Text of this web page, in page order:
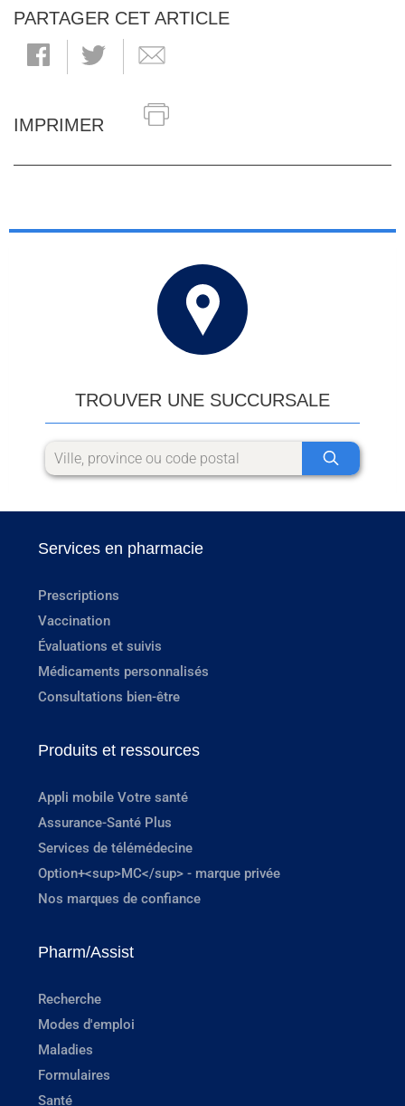
PARTAGER CET ARTICLE
IMPRIMER
TROUVER UNE SUCCURSALE
Services en pharmacie
Prescriptions
Vaccination
Évaluations et suivis
Médicaments personnalisés
Consultations bien-être
Produits et ressources
Appli mobile Votre santé
Assurance-Santé Plus
Services de télémédecine
Option+<sup>MC</sup> - marque privée
Nos marques de confiance
Pharm/Assist
Recherche
Modes d'emploi
Maladies
Formulaires
Santé